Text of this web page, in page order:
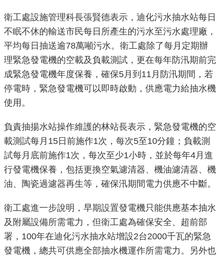
資
訊
公
開
重
點
業
廉
政
園
為
民
務
衛工處設施管理科長張賢德表示，迪化污水抽水站每日
不眠不休的輸送市民每日所產生的污水至污水處理廠，
平均每日抽送逾78萬噸污水。衛工處除了每月定期辦
理緊急發電機的空載及負載測試，更在每年防汛期前完
成緊急發電機年度保養，確保5月到11月防汛期間，若
停電時，緊急發電機可以即時啟動，供應電力給抽水機
使用。
負責抽揚水站操作維護的林站長表示，緊急發電機的空
載測試每月15日前施作1次，每次5至10分鐘；負載測
試每月底前施作1次，每次至少1小時，並於每年4月進
行發電機保養，包括更換空氣濾清器、機油濾清器、機
油、陶瓷過濾器再生等，確保汛期間電力供應不中斷。
衛工處進一步說明，早期設置發電機只能供應基本抽水
及附屬設備所需電力，但衛工處為確保安全、超前部
署，100年在迪化污水抽水站增設2台2000千瓦的緊急
發電機，總共可供應全部抽水機運作所需電力。另外也